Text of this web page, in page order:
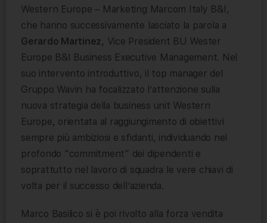
Western Europe – Marketing Marcom Italy B&I,
che hanno successivamente lasciato la parola a
Gerardo Martinez, Vice President BU Wester
Europe B&I Business Executive Management. Nel
suo intervento introduttivo, il top manager del
Gruppo Wavin ha focalizzato l’attenzione sulla
nuova strategia della business unit Western
Europe, orientata al raggiungimento di obiettivi
sempre più ambiziosi e sfidanti, individuando nel
profondo “commitment” dei dipendenti e
soprattutto nel lavoro di squadra le vere chiavi di
volta per il successo dell’azienda.
Marco Basilico si è poi rivolto alla forza vendita